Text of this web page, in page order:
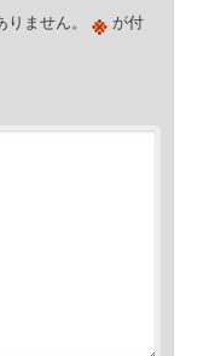
ません。 ※ が付